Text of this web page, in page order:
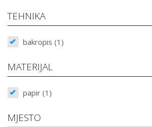
TEHNIKA
bakropis (1)
MATERIJAL
papir (1)
MJESTO